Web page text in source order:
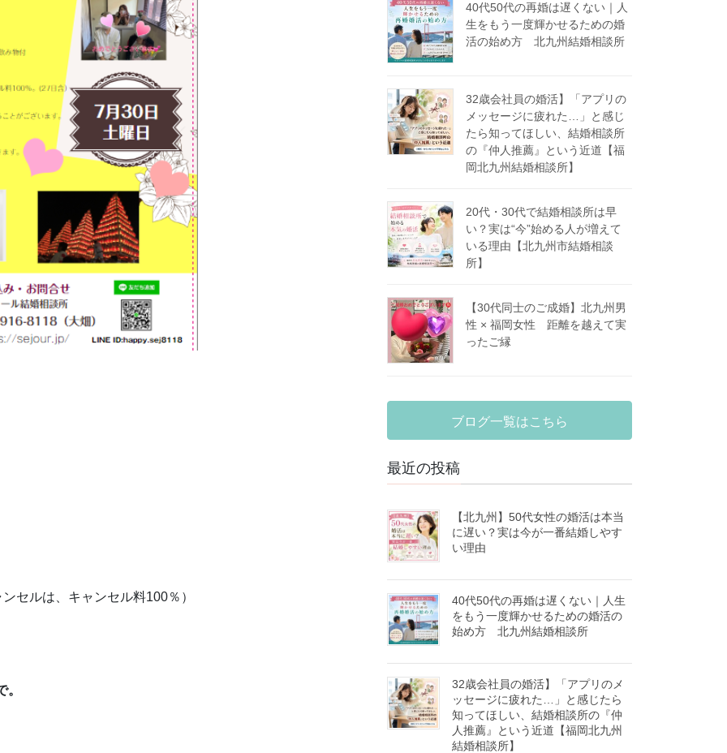
セルは、キャンセル料100％）
40代50代の再婚は遅くない｜人
生をもう一度輝かせるための婚
活の始め方 北九州結婚相談所
32歳会社員の婚活】「アプリの
メッセージに疲れた…」と感じ
たら知ってほしい、結婚相談所
の『仲人推薦』という近道【福
岡北九州結婚相談所】
20代・30代で結婚相談所は早
い？実は“今”始める人が増えて
いる理由【北九州市結婚相談
所】
【30代同士のご成婚】北九州男
性 × 福岡女性 距離を越えて実
ったご縁
ブログ一覧はこちら
最近の投稿
【北九州】50代女性の婚活は本当
に遅い？実は今が一番結婚しやす
い理由
40代50代の再婚は遅くない｜人生
をもう一度輝かせるための婚活の
始め方 北九州結婚相談所
32歳会社員の婚活】「アプリのメ
ッセージに疲れた…」と感じたら
知ってほしい、結婚相談所の『仲
人推薦』という近道【福岡北九州
結婚相談所】